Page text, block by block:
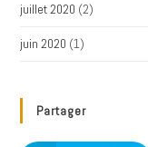
juillet 2020 (2)
juin 2020 (1)
Partager